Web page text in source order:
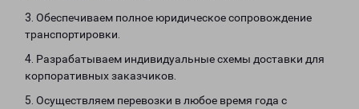
3. Обеспечиваем полное юридическое сопровождение
транспортировки.
4. Разрабатываем индивидуальные схемы доставки для
корпоративных заказчиков.
5. Осуществляем перевозки в любое время года с